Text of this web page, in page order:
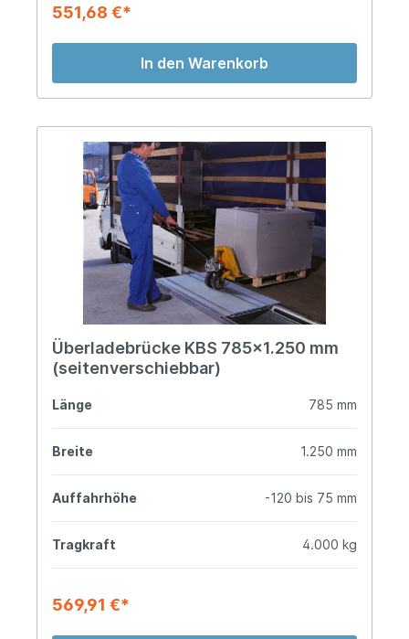
551,68 €*
In den Warenkorb
Überladebrücke KBS 785x1.250 mm
(seitenverschiebbar)
Länge 785 mm
Breite 1.250 mm
Auffahrhöhe -120 bis 75 mm
Tragkraft 4.000 kg
569,91 €*